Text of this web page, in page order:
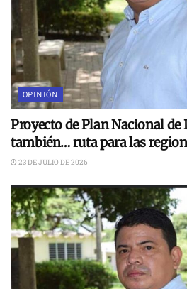
OPINIÓN
Proyecto de Plan Nacional
también… ruta para las
23 DE JULIO DE 2026